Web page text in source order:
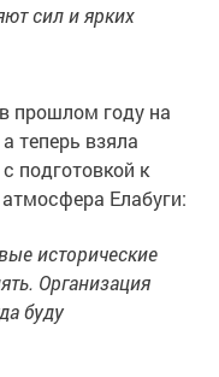
сил и ярких
прошлом году на
теперь взяла
подготовкой к
Елабуги:
исторические
Организация
буду